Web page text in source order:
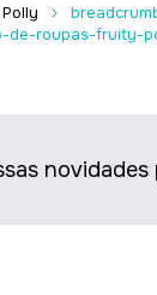
Polly
de-roupas-fruity-
novidades